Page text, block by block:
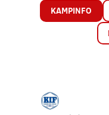
KAMPINFO